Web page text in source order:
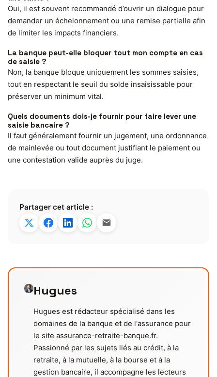
Oui, il est souvent recommandé d’ouvrir un dialogue pour
demander un échelonnement ou une remise partielle afin
de limiter les impacts financiers.
La banque peut-elle bloquer tout mon compte en cas
de saisie ?
Non, la banque bloque uniquement les sommes saisies,
tout en respectant le seuil du solde insaisissable pour
préserver un minimum vital.
Quels documents dois-je fournir pour faire lever une
saisie bancaire ?
Il faut généralement fournir un jugement, une ordonnance
de mainlevée ou tout document justifiant le paiement ou
une contestation valide auprès du juge.
Partager cet article :
Hugues
Hugues est rédacteur spécialisé dans les
domaines de la banque et de l'assurance pour
le site assurance-retraite-banque.fr.
Passionné par les sujets liés au crédit, à la
retraite, à la mutuelle, à la bourse et à la
gestion bancaire, il accompagne les lecteurs